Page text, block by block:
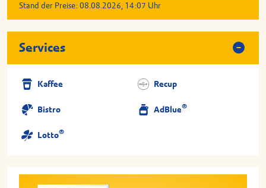
Stand der Preise: 08.08.2026, 14:07 Uhr
Services
Kaffee Recup
Bistro AdBlue®
Lotto®